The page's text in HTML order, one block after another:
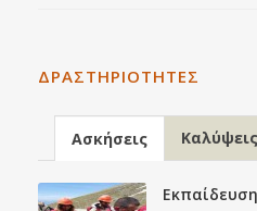
ΔΡΑΣΤΗΡΙΌΤΗΤΕΣ
Ασκήσεις Καλύψεις